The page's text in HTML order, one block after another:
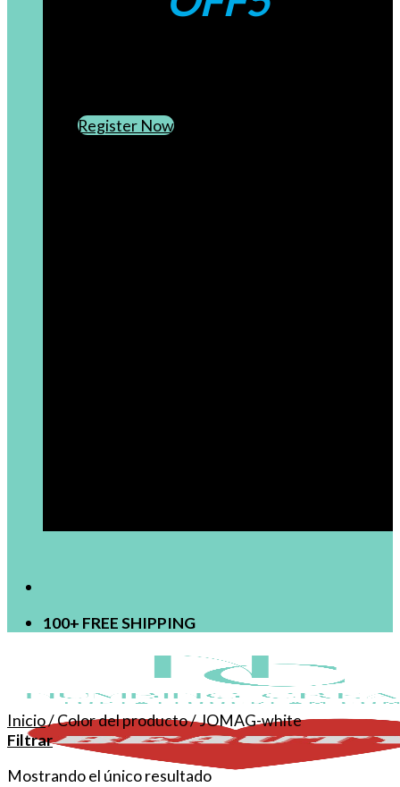
Register Now
100+ FREE SHIPPING
Inicio/Color del producto/JOMAG-white
Filtrar
Mostrando el único resultado